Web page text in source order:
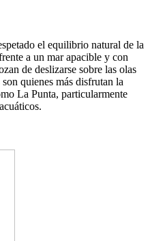
el equilibrio natural de la
a un mar apacible y con
de deslizarse sobre las olas
quienes más disfrutan la
La Punta, particularmente